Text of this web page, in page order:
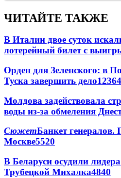
ЧИТАЙТЕ ТАКЖЕ
В Италии двое суток
лотерейный билет с
Орден для Зеленского: в
Туска завершить дело12364
Молдова задействовала
воды из-за обмеления
СюжетБанкет генералов.
Москве5520
В Беларуси осудили
Трубецкой Михалка4840